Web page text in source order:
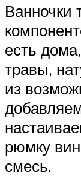
Ванночки
есть
травы,
из
рюмку
смесь.